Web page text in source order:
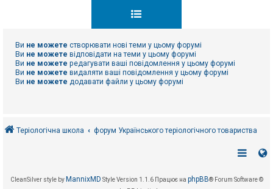
Ви не можете створювати нові теми у цьому форумі
Ви не можете відповідати на теми у цьому форумі
Ви не можете редагувати ваші повідомлення у цьому форумі
Ви не можете видаляти ваші повідомлення у цьому форумі
Ви не можете додавати файли у цьому форумі
Теріологічна школа форум Українського теріологічного товариства
CleanSilver style byMannixMD Style Version 1.1.6 Працює на phpBB® Forum Software ©